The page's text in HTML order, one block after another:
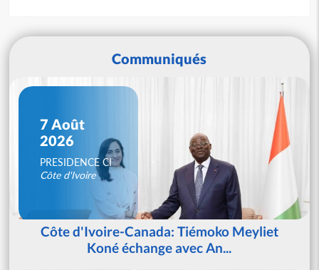
Communiqués
7 Août
2026
PRESIDENCE CI
Côte d'Ivoire
Côte d'Ivoire-Canada: Tiémoko Meyliet
Koné échange avec An...